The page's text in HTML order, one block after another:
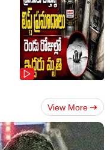
View More